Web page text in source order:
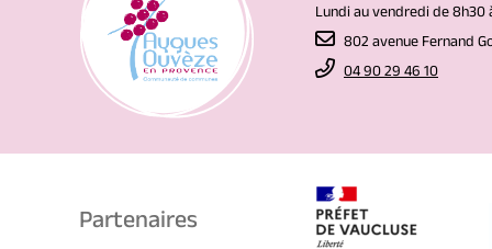
Lundi au vendredi de 8h30
802 avenue Fernand
04 90 29 46 10
Partenaires